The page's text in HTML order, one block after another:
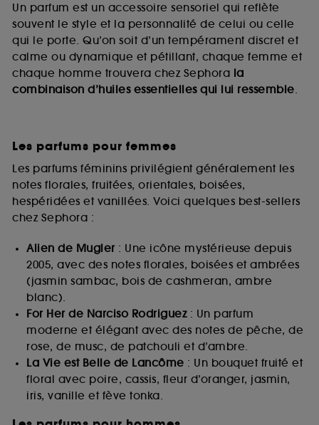
Un parfum est un accessoire sensoriel qui reflète
souvent le style et la personnalité de celui ou celle
qui le porte. Qu’on soit d’un tempérament discret et
calme ou dynamique et pétillant, chaque femme et
chaque homme trouvera chez Sephora la
combinaison d’huiles essentielles qui lui ressemble.
Les parfums pour femmes
Les parfums féminins privilégient généralement les
notes florales, fruitées, orientales, boisées,
hespéridées et vanillées. Voici quelques best-sellers
chez Sephora :
Alien de Mugler: Une icône mystérieuse depuis
2005, avec des notes florales, boisées et ambrées
(jasmin sambac, bois de cashmeran, ambre
blanc).
For Her de Narciso Rodriguez: Un parfum
moderne et élégant avec des notes de pêche, de
rose, de musc, de patchouli et d’ambre.
La Vie est Belle de Lancôme : Un bouquet fruité et
floral avec poire, cassis, fleur d’oranger, jasmin,
iris, vanille et fève tonka.